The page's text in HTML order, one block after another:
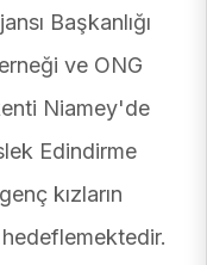
Başkanlığı
ve ONG
Niamey'de
Edindirme
kızların
hedeflemektedir.